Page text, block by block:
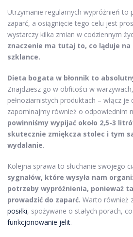
Utrzymanie regularnych wypróżnień to
zaparć, a osiągnięcie tego celu jest
wystarczy kilka zmian w codziennym
znaczenie ma tutaj to, co ląduje
szklance.
Dieta bogata w błonnik to
Znajdziesz go w obfitości w
pełnoziarnistych produktach – włącz
zapominajmy również o odpowiednim
powinniśmy wypijać około 2,5-3
skutecznie zmiękcza stolec i tym
wydalanie.
Kolejna sprawa to słuchanie swojego
sygnałów, które wysyła nam
potrzeby wypróżnienia, ponieważ
prowadzić do zaparć. Warto również
posiłki, spożywane o stałych porach,
funkcjonowanie jelit.